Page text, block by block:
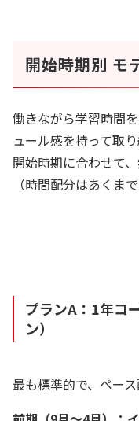
開始時期別 モ
働きながら学習時間
ュール感を持って取
開始時期に合わせて
（時間配分はあくま
プランA：1年コ
ン）
最も標準的で、ペー